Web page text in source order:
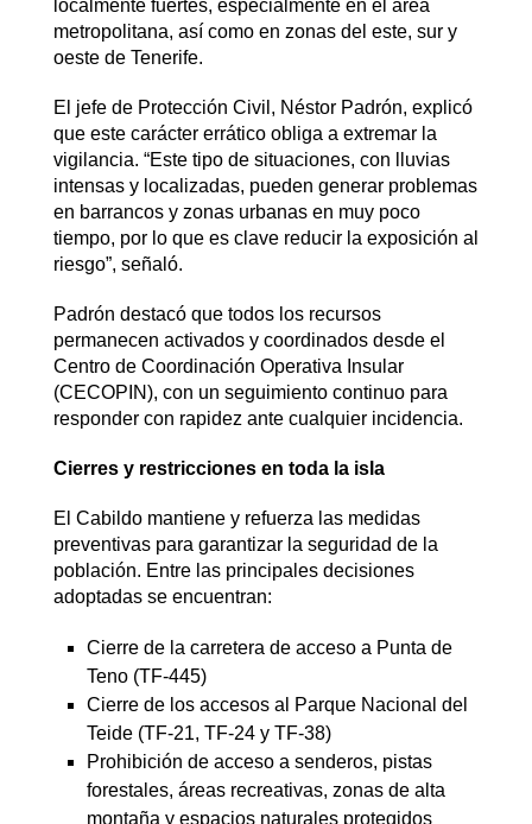
localmente fuertes, especialmente en el área
metropolitana, así como en zonas del este, sur y
oeste de Tenerife.
El jefe de Protección Civil, Néstor Padrón, explicó
que este carácter errático obliga a extremar la
vigilancia. “Este tipo de situaciones, con lluvias
intensas y localizadas, pueden generar problemas
en barrancos y zonas urbanas en muy poco
tiempo, por lo que es clave reducir la exposición al
riesgo”, señaló.
Padrón destacó que todos los recursos
permanecen activados y coordinados desde el
Centro de Coordinación Operativa Insular
(CECOPIN), con un seguimiento continuo para
responder con rapidez ante cualquier incidencia.
Cierres y restricciones en toda la isla
El Cabildo mantiene y refuerza las medidas
preventivas para garantizar la seguridad de la
población. Entre las principales decisiones
adoptadas se encuentran:
Cierre de la carretera de acceso a Punta de
Teno (TF-445)
Cierre de los accesos al Parque Nacional del
Teide (TF-21, TF-24 y TF-38)
Prohibición de acceso a senderos, pistas
forestales, áreas recreativas, zonas de alta
montaña y espacios naturales protegidos